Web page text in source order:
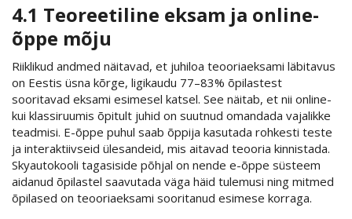
4.1 Teoreetiline eksam ja online-
õppe mõju
Riiklikud andmed näitavad, et juhiloa teooriaeksami läbitavus
on Eestis üsna kõrge, ligikaudu 77–83% õpilastest
sooritavad eksami esimesel katsel. See näitab, et nii online-
kui klassiruumis õpitult juhid on suutnud omandada vajalikke
teadmisi. E-õppe puhul saab õppija kasutada rohkesti teste
ja interaktiivseid ülesandeid, mis aitavad teooria kinnistada.
Skyautokooli tagasiside põhjal on nende e-õppe süsteem
aidanud õpilastel saavutada väga häid tulemusi ning mitmed
õpilased on teooriaeksami sooritanud esimese korraga.